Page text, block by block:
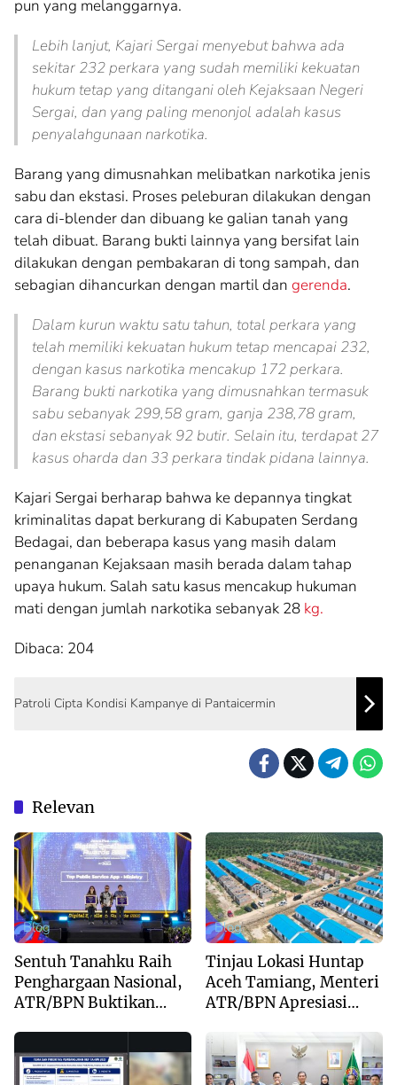
pun yang melanggarnya.
Lebih lanjut, Kajari Sergai menyebut bahwa ada
sekitar 232 perkara yang sudah memiliki kekuatan
hukum tetap yang ditangani oleh Kejaksaan Negeri
Sergai, dan yang paling menonjol adalah kasus
penyalahgunaan narkotika.
Barang yang dimusnahkan melibatkan narkotika jenis
sabu dan ekstasi. Proses peleburan dilakukan dengan
cara di-blender dan dibuang ke galian tanah yang
telah dibuat. Barang bukti lainnya yang bersifat lain
dilakukan dengan pembakaran di tong sampah, dan
sebagian dihancurkan dengan martil dan gerenda.
Dalam kurun waktu satu tahun, total perkara yang
telah memiliki kekuatan hukum tetap mencapai 232,
dengan kasus narkotika mencakup 172 perkara.
Barang bukti narkotika yang dimusnahkan termasuk
sabu sebanyak 299,58 gram, ganja 238,78 gram,
dan ekstasi sebanyak 92 butir. Selain itu, terdapat 27
kasus oharda dan 33 perkara tindak pidana lainnya.
Kajari Sergai berharap bahwa ke depannya tingkat
kriminalitas dapat berkurang di Kabupaten Serdang
Bedagai, dan beberapa kasus yang masih dalam
penanganan Kejaksaan masih berada dalam tahap
upaya hukum. Salah satu kasus mencakup hukuman
mati dengan jumlah narkotika sebanyak 28 kg.
Dibaca: 204
Patroli Cipta Kondisi Kampanye di Pantaicermin
Relevan
Blog
Sentuh Tanahku Raih
Penghargaan Nasional,
ATR/BPN Buktikan
Blog
Tinjau Lokasi Huntap
Aceh Tamiang, Menteri
ATR/BPN Apresiasi
Buddha Tzu Chi dan
Aguan